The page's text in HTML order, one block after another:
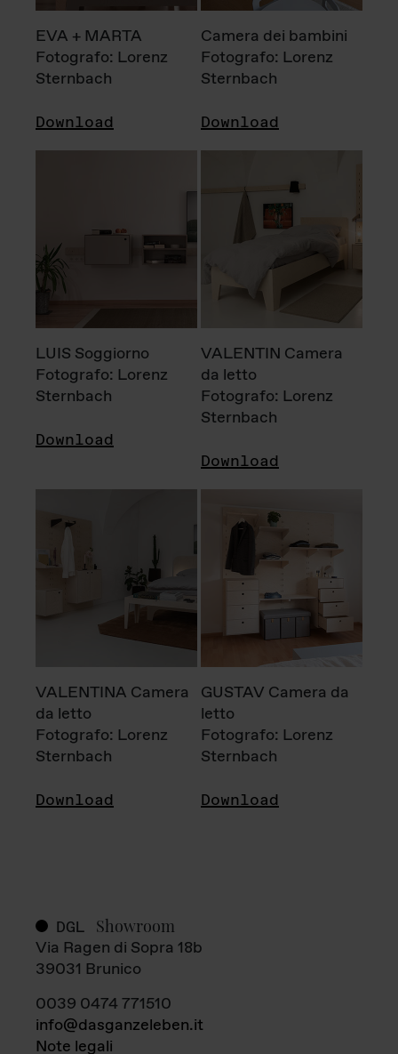
EVA + MARTA
Fotografo: Lorenz
Sternbach
Download
Camera dei bambini
Fotografo: Lorenz
Sternbach
Download
LUIS Soggiorno
Fotografo: Lorenz
Sternbach
Download
VALENTIN Camera
da letto
Fotografo: Lorenz
Sternbach
Download
VALENTINA Camera
da letto
Fotografo: Lorenz
Sternbach
Download
GUSTAV Camera da
letto
Fotografo: Lorenz
Sternbach
Download
DGL Showroom
Via Ragen di Sopra 18b
39031 Brunico
0039 0474 771510
info@dasganzeleben.it
Note legali